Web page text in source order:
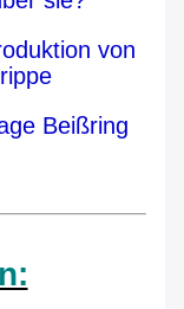
von
Beißring